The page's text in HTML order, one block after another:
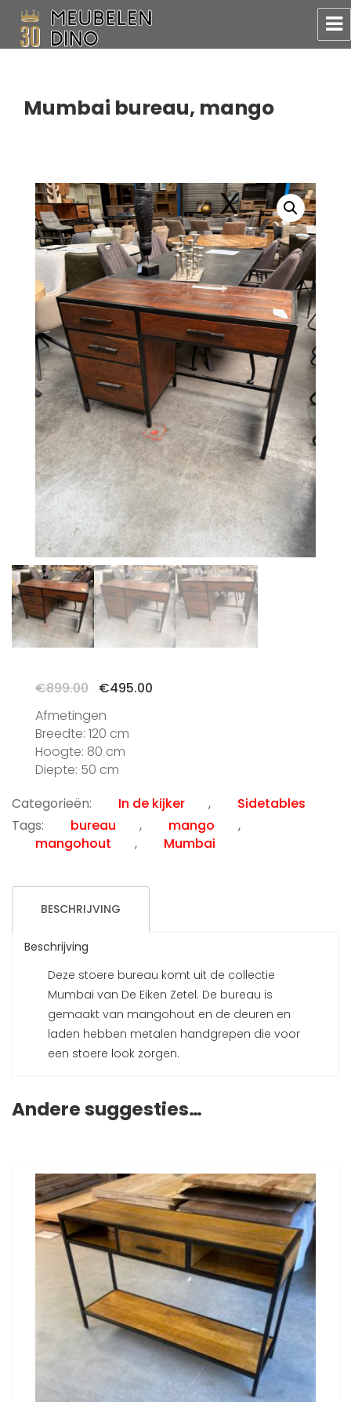
Mumbai bureau, mango
€899.00
Oorspronkelijke
was:
€899.00.
€495.00
Afmetingen
Breedte: 120 cm
Hoogte: 80 cm
Diepte: 50 cm
Categorieën:
In de kijker ,
Sidetables
Tags:
bureau , mango
,
mangohout
, Mumbai
BESCHRIJVING
Beschrijving
Deze stoere bureau komt uit de collectie
Mumbai van De Eiken Zetel. De bureau is
gemaakt van mangohout en de deuren en
laden hebben metalen handgrepen die voor
een stoere look zorgen.
Andere suggesties…